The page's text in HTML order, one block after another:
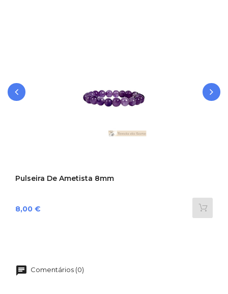
Pulseira De Ametista 8mm
Preço
8,00 €
Comentários (0)